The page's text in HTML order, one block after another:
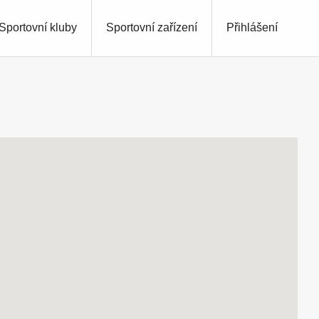
Přihlášení
Sportovní kluby Sportovní zařízení